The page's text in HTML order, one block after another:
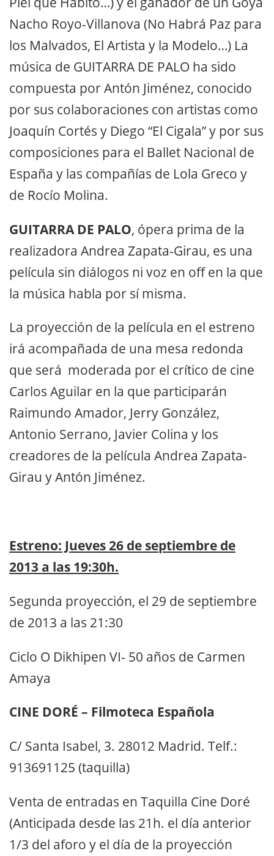
Nacho Royo-Villanova (No Habrá Paz para
los Malvados, El Artista y la Modelo…) La
música de GUITARRA DE PALO ha sido
compuesta por Antón Jiménez, conocido
por sus colaboraciones con artistas como
Joaquín Cortés y Diego “El Cigala” y por sus
composiciones para el Ballet Nacional de
España y las compañías de Lola Greco y
de Rocío Molina.
GUITARRA DE PALO, ópera prima de la
realizadora Andrea Zapata-Girau, es una
película sin diálogos ni voz en off en la que
la música habla por sí misma.
La proyección de la película en el estreno
irá acompañada de una mesa redonda
que será moderada por el crítico de cine
Carlos Aguilar en la que participarán
Raimundo Amador, Jerry González,
Antonio Serrano, Javier Colina y los
creadores de la película Andrea Zapata-
Girau y Antón Jiménez.
Estreno: Jueves 26 de septiembre de
2013 a las 19:30h.
Segunda proyección, el 29 de septiembre
de 2013 a las 21:30
Ciclo O Dikhipen VI- 50 años de Carmen
Amaya
CINE DORÉ – Filmoteca Española
C/ Santa Isabel, 3. 28012 Madrid. Telf.:
913691125 (taquilla)
Venta de entradas en Taquilla Cine Doré
(Anticipada desde las 21h. el día anterior
1/3 del aforo y el día de la proyección